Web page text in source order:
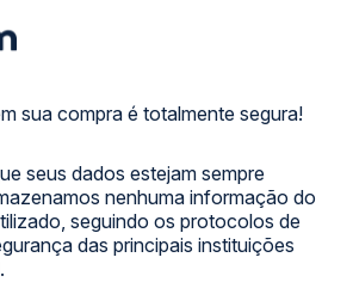
sua compra é totalmente segura!
seus dados estejam sempre
nenhuma informação do
seguindo os protocolos de
das principais instituições